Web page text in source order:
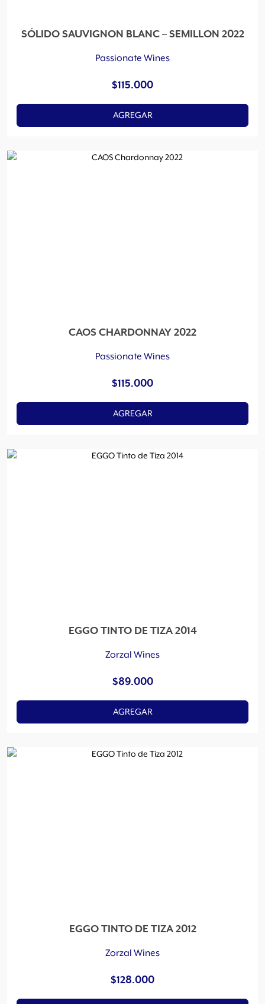
SÓLIDO SAUVIGNON BLANC – SEMILLON 2022
Passionate Wines
$115.000
AGREGAR
CAOS CHARDONNAY 2022
Passionate Wines
$115.000
AGREGAR
EGGO TINTO DE TIZA 2014
Zorzal Wines
$89.000
AGREGAR
EGGO TINTO DE TIZA 2012
Zorzal Wines
$128.000